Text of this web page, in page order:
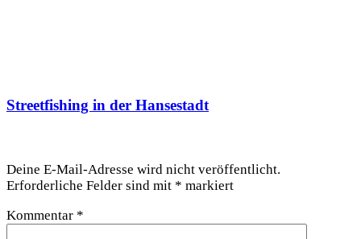
Streetfishing in der Hansestadt
Deine E-Mail-Adresse wird nicht veröffentlicht.
Erforderliche Felder sind mit * markiert
Kommentar *